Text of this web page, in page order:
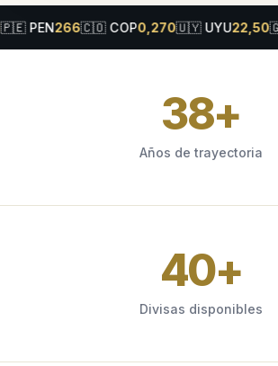
🇨🇴 COP0,270🇺🇾 UYU22,50🇬🇧 GBP
38+
Años de trayectoria
40+
Divisas disponibles